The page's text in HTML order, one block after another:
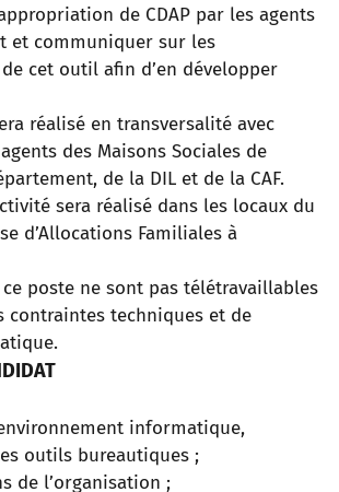
de CDAP par les agents
et communiquer sur les
cet outil afin d’en développer
réalisé en transversalité avec
des Maisons Sociales de
de la DIL et de la CAF.
sera réalisé dans les locaux du
d’Allocations Familiales à
poste ne sont pas télétravaillables
contraintes techniques et de
informatique,
outils bureautiques ;
de l’organisation ;